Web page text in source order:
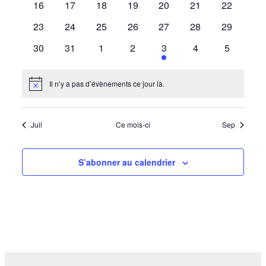
0
16
0
17
0
18
0
19
0
20
0
21
0
22
0
23
0
24
0
25
0
26
0
27
0
28
0
29
0
30
0
31
0
1
0
évènements
2
2
évènements
3
0
4
0
5
Notice Il n’y a pas d’évènements ce jour là.
Juil Ce mois-ci Sep
S’abonner au calendrier